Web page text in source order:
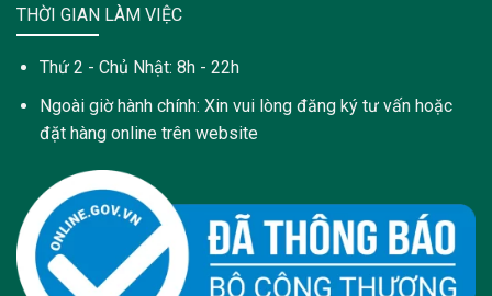
THỜI GIAN LÀM VIỆC
Thứ 2 - Chủ Nhật: 8h - 22h
Ngoài giờ hành chính: Xin vui lòng đăng ký tư vấn hoặc
đặt hàng online trên website